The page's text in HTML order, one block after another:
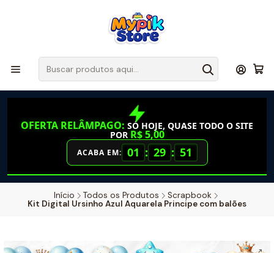
OFERTA RELÂMPAGO: SÓ HOJE, QUASE TODO O SITE
POR R$ 5,00
ACABA EM: 01 : 29 : 51
Início Todos os Produtos
Scrapbook
Kit Digital Ursinho Azul Aquarela Principe com balões